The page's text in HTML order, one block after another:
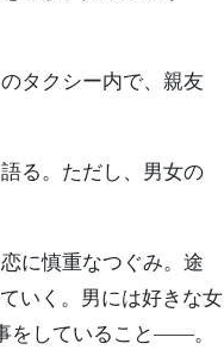
タクシー内で、親友
る。ただし、男女の
に慎重なつぐみ。途
いく。男には好きな女
をしていること――。